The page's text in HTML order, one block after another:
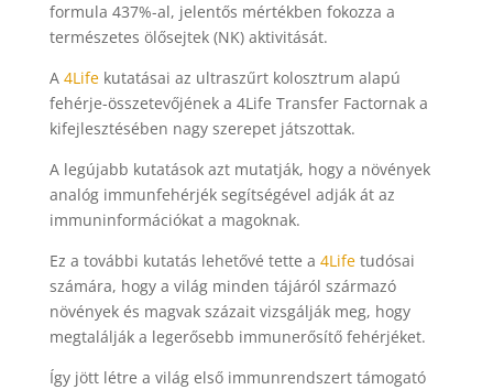
formula 437%-al, jelentős mértékben fokozza a
természetes ölősejtek (NK) aktivitását.
A 4Life kutatásai az ultraszűrt kolosztrum alapú
fehérje-összetevőjének a 4Life Transfer Factornak a
kifejlesztésében nagy szerepet játszottak.
A legújabb kutatások azt mutatják, hogy a növények
analóg immunfehérjék segítségével adják át az
immuninformációkat a magoknak.
Ez a további kutatás lehetővé tette a 4Life tudósai
számára, hogy a világ minden tájáról származó
növények és magvak százait vizsgálják meg, hogy
megtalálják a legerősebb immunerősítő fehérjéket.
Így jött létre a világ első immunrendszert támogató